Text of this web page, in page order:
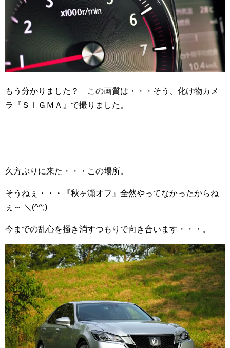
もう分かりました？ この画質は・・・そう、化け物カメ
ラ『ＳＩＧＭＡ』で撮りました。
久方ぶりに来た・・・この場所。
そうねぇ・・・『秋ヶ瀬オフ』全然やってなかったからね
ぇ～ ＼(^^;)ゞ
今までの乱心を掻き消すつもりで向き合います・・・。